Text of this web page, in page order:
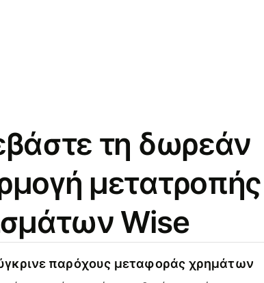
τη δωρεάν
μετατροπής
Wise
παρόχους μεταφοράς χρημάτων